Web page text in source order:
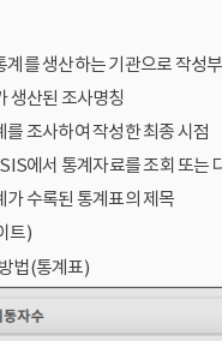
계를 생산하는 기관으로 작성
생산된 조사명칭
를 조사하여 작성한 최종 시점
에서 통계자료를 조회 또는
가 수록된 통계표의 제목
트)
법(통계표)